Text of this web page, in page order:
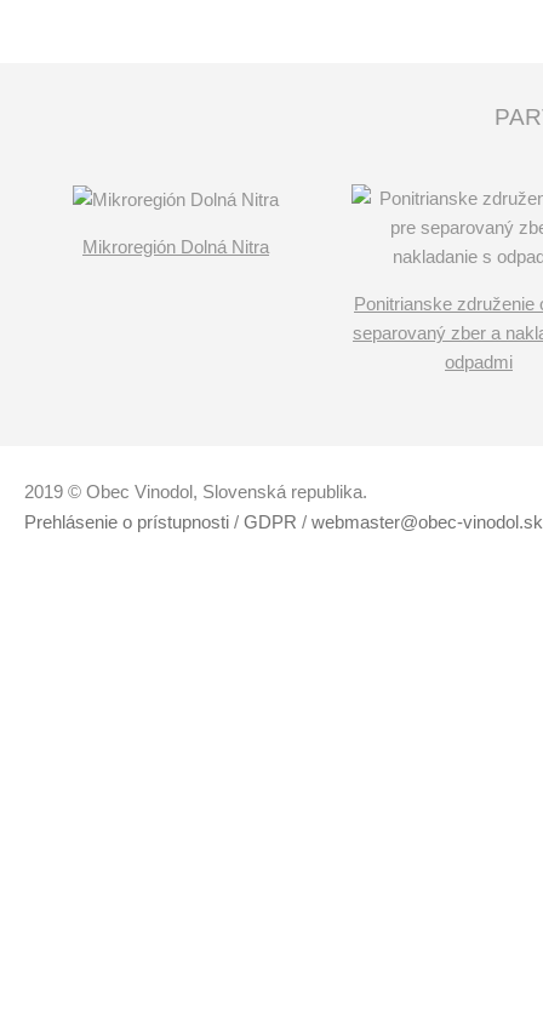
Mikroregión Dolná Nitra
Ponitrianske združenie
separovaný zber a
odpadmi
2019 © Obec Vinodol, Slovenská republika.
Prehlásenie o prístupnosti / GDPR / webmaster@obec-vinodol.sk